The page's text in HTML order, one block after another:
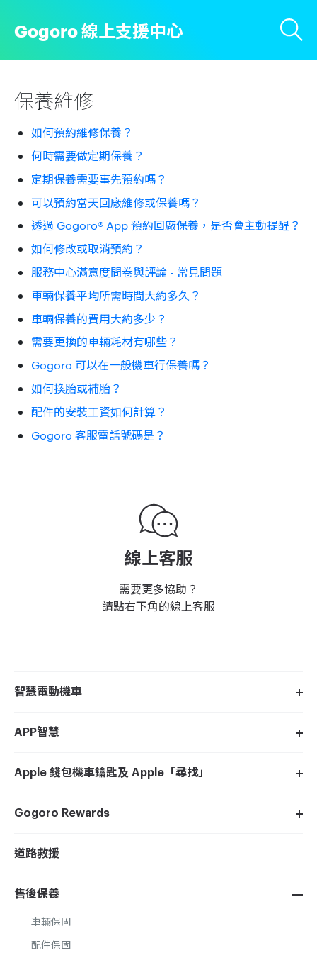
Gogoro 線上支援中心
保養維修
如何預約維修保養？
何時需要做定期保養？
定期保養需要事先預約嗎？
可以預約當天回廠維修或保養嗎？
透過 Gogoro® App 預約回廠保養，是否會主動提醒？
如何修改或取消預約？
服務中心滿意度問卷與評論 - 常見問題
車輛保養平均所需時間大約多久？
車輛保養的費用大約多少？
需要更換的車輛耗材有哪些？
Gogoro 可以在一般機車行保養嗎？
如何換胎或補胎？
配件的安裝工資如何計算？
Gogoro 客服電話號碼是？
線上客服
需要更多協助？
請點右下角的線上客服
智慧電動機車
APP智慧
Apple 錢包機車鑰匙及 Apple「尋找」
Gogoro Rewards
道路救援
售後保養
車輛保固
配件保固